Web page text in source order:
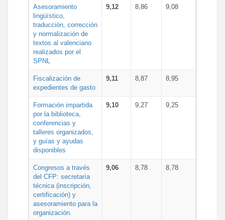
Asesoramiento
lingüístico,
traducción, corrección
y normalización de
textos al valenciano
realizados por el
SPNL
9,12 8,86 9,08
Fiscalización de
expedientes de gasto
9,11 8,87 8,95
Formación impartida
por la biblioteca,
conferencias y
talleres organizados,
y guías y ayudas
disponibles
9,10 9,27 9,25
Congresos a través
del CFP: secretaría
técnica (inscripción,
certificación) y
asesoramiento para la
organización.
9,06 8,78 8,78